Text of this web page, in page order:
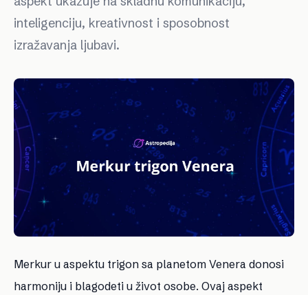
inteligenciju, kreativnost i sposobnost
izražavanja ljubavi.
Merkur u aspektu trigon sa planetom Venera donosi
harmoniju i blagodeti u život osobe. Ovaj aspekt